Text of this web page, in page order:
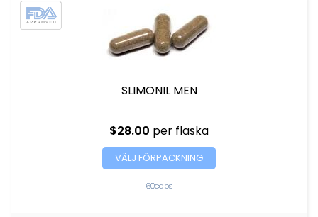
SLIMONIL MEN
$28.00 per flaska
VÄLJ FÖRPACKNING
60caps